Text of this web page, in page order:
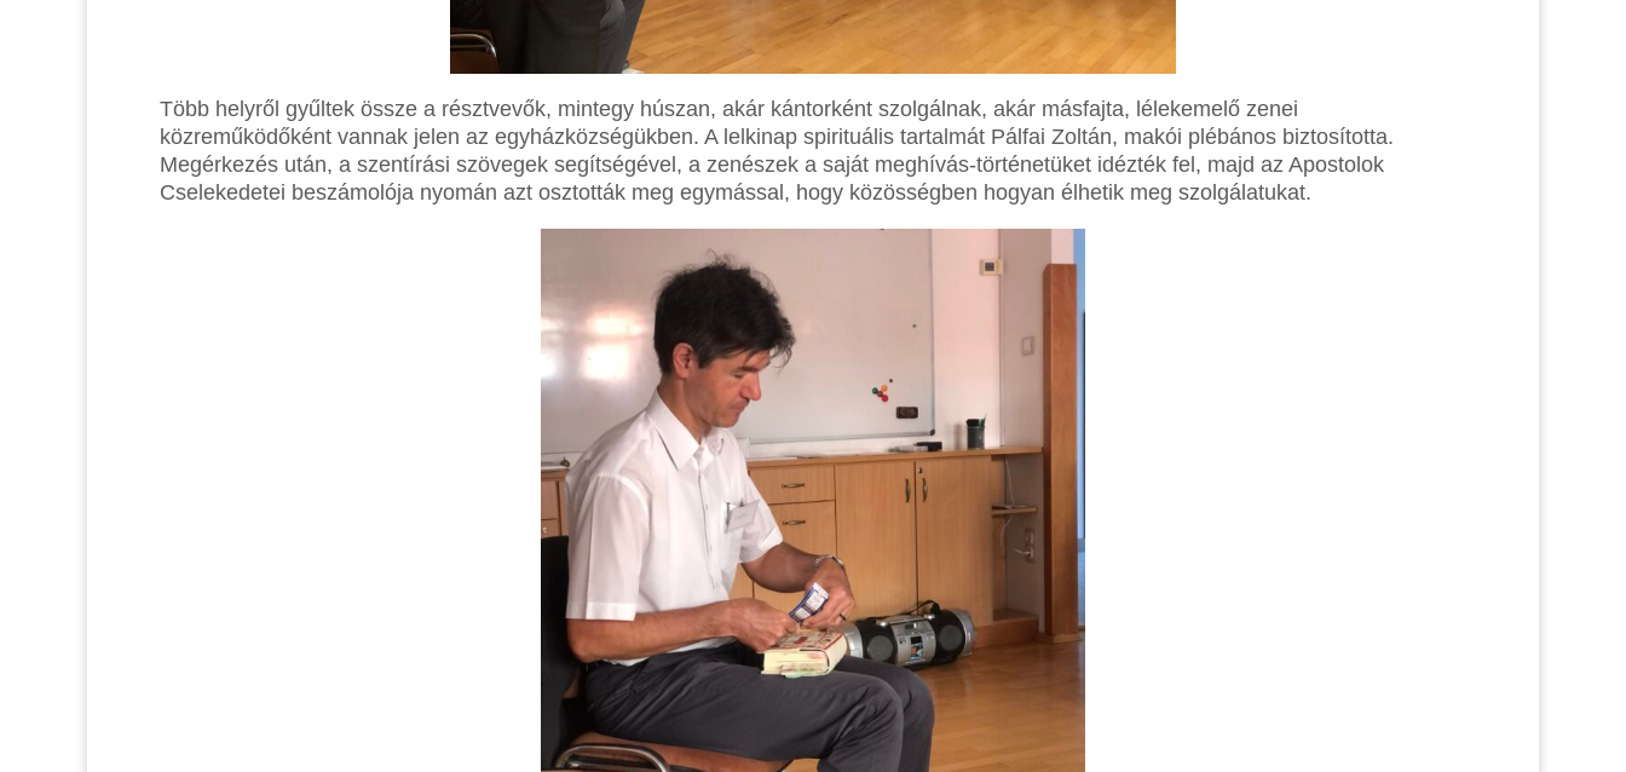
Több helyről gyűltek össze a résztvevők, mintegy húszan, akár kántorként szolgálnak, akár másfajta, lélekemelő zenei
közreműködőként vannak jelen az egyházközségükben. A lelkinap spirituális tartalmát Pálfai Zoltán, makói plébános biztosította.
Megérkezés után, a szentírási szövegek segítségével, a zenészek a saját meghívás-történetüket idézték fel, majd az Apostolok
Cselekedetei beszámolója nyomán azt osztották meg egymással, hogy közösségben hogyan élhetik meg szolgálatukat.